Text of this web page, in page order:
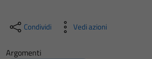
Condividi Vedi azioni
Argomenti